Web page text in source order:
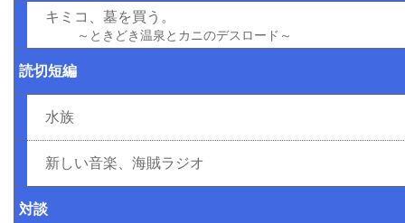
キミコ、墓を買う。
～ときどき温泉とカニのデスロード～
読切短編
水族
新しい音楽、海賊ラジオ
対談